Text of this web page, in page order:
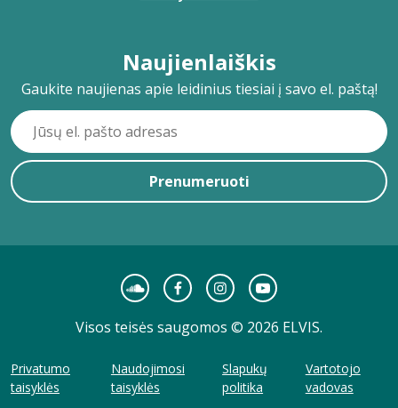
Naujienlaiškis
Gaukite naujienas apie leidinius tiesiai į savo el. paštą!
Prenumeruoti
Visos teisės saugomos © 2026 ELVIS.
Privatumo
taisyklės
Naudojimosi
taisyklės
Slapukų
politika
Vartotojo
vadovas